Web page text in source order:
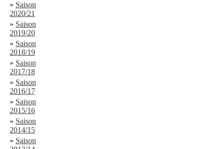
» Saison
2020/21
» Saison
2019/20
» Saison
2018/19
» Saison
2017/18
» Saison
2016/17
» Saison
2015/16
» Saison
2014/15
» Saison